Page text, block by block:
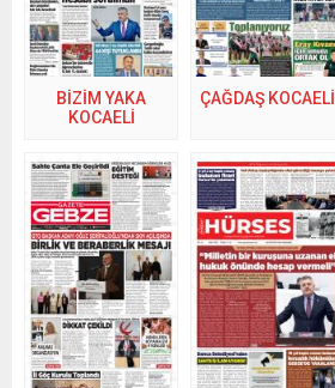
BİZİM YAKA
KOCAELİ
ÇAĞDAŞ KOCAELİ